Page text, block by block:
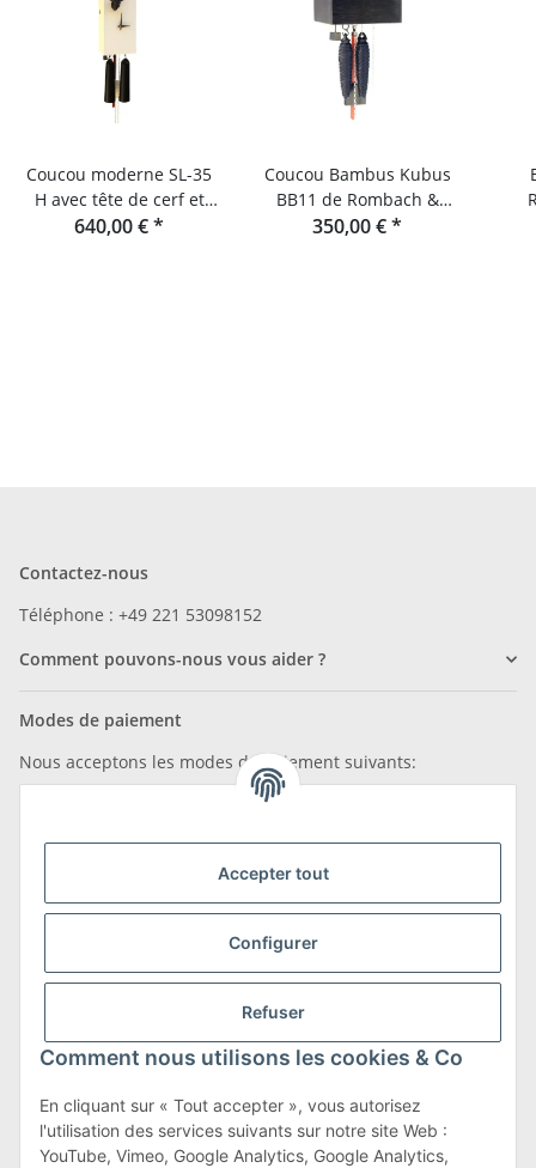
Accepter tout
Configurer
Refuser
Comment nous utilisons les cookies & Co
En cliquant sur « Tout accepter », vous autorisez
l'utilisation des services suivants sur notre site Web :
YouTube, Vimeo, Google Analytics, Google Analytics,
Coucou moderne SL-35
H avec tête de cerf et
mécanisme 8 jours de
640,00 €*
Coucou Bambus Kubus
BB11 de Rombach &
Haas
350,00 €*
Contactez-nous
Téléphone : +49 221 53098152
Comment pouvons-nous vous aider ?
Modes de paiement
Nous acceptons les modes de paiement suivants:
Nous sommes membres de
Transport et retours